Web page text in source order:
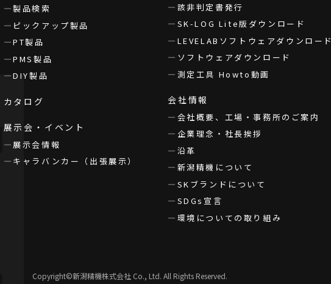
製品検索
ピックアップ製品
PT製品
PMS製品
DIY製品
カタログ
展示会・イベント
展示会情報
キャラバンカー（出張展示）
該非判定書発行
SK-LOG Lite版ダウンロード
LEVELABソフトウェアダウンロード
ソフトウェアダウンロード
測定工具 Howto動画
会社情報
会社概要、工場・事務所のご案内
企業理念・社長挨拶
沿革
新潟精機について
SKブランドについて
SDGs宣言
環境についての取り組み
Copyright©新潟精機株式会社 Co., Ltd. All Rights Reserved.